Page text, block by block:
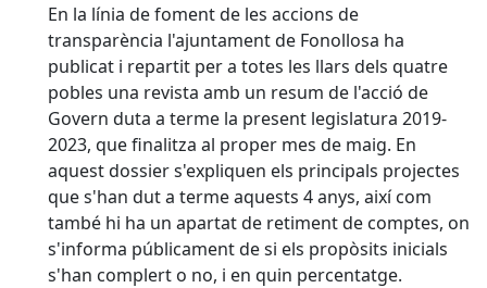
En la línia de foment de les accions de
transparència l'ajuntament de Fonollosa ha
publicat i repartit per a totes les llars dels quatre
pobles una revista amb un resum de l'acció de
Govern duta a terme la present legislatura 2019-
2023, que finalitza al proper mes de maig. En
aquest dossier s'expliquen els principals projectes
que s'han dut a terme aquests 4 anys, així com
també hi ha un apartat de retiment de comptes, on
s'informa públicament de si els propòsits inicials
s'han complert o no, i en quin percentatge.